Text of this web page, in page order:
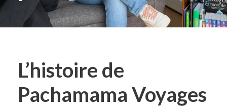
L’histoire de
Pachamama Voyages